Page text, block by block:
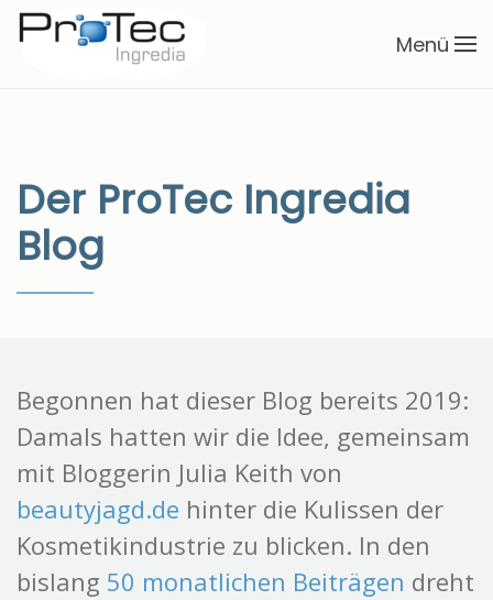
Zum Hauptinhalt springen
Menü
Der ProTec Ingredia
Blog
Begonnen hat dieser Blog bereits 2019:
Damals hatten wir die Idee, gemeinsam
mit Bloggerin Julia Keith von
beautyjagd.de hinter die Kulissen der
Kosmetikindustrie zu blicken. In den
bislang 50 monatlichen Beiträgen dreht